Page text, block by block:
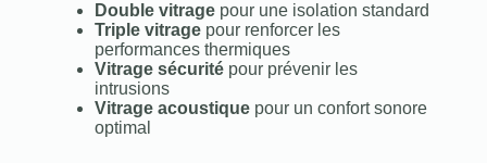
Double vitragepour une isolation standard
Triple vitragepour renforcer les
performances thermiques
Vitrage sécuritépour prévenir les
intrusions
Vitrage acoustiquepour un confort sonore
optimal